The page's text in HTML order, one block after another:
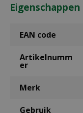
Eigenschappen
EAN code
Artikelnumm
er
Merk
Gebruik